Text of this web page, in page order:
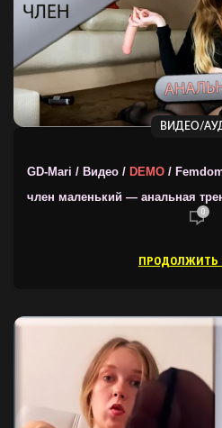
ВИДЕО/
GD-Mari / Видео / DEMO /
член маленький — анальная
0
ПРОДОЛЖИТЬ